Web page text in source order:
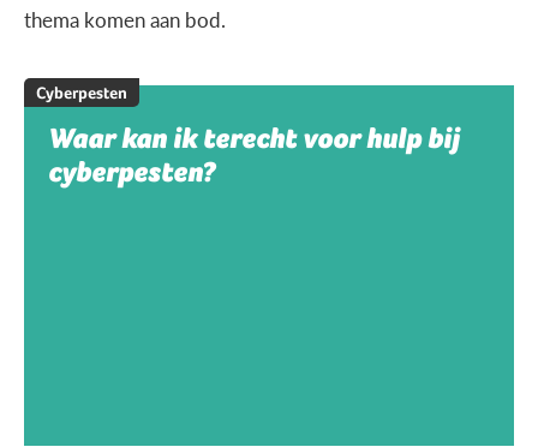
thema komen aan bod.
Cyberpesten
Waar kan ik terecht voor hulp bij
cyberpesten?